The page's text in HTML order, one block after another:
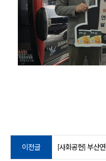
이전글 [사회공헌] 부산